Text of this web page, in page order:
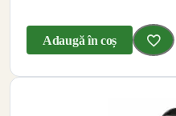
Adaugă în coș